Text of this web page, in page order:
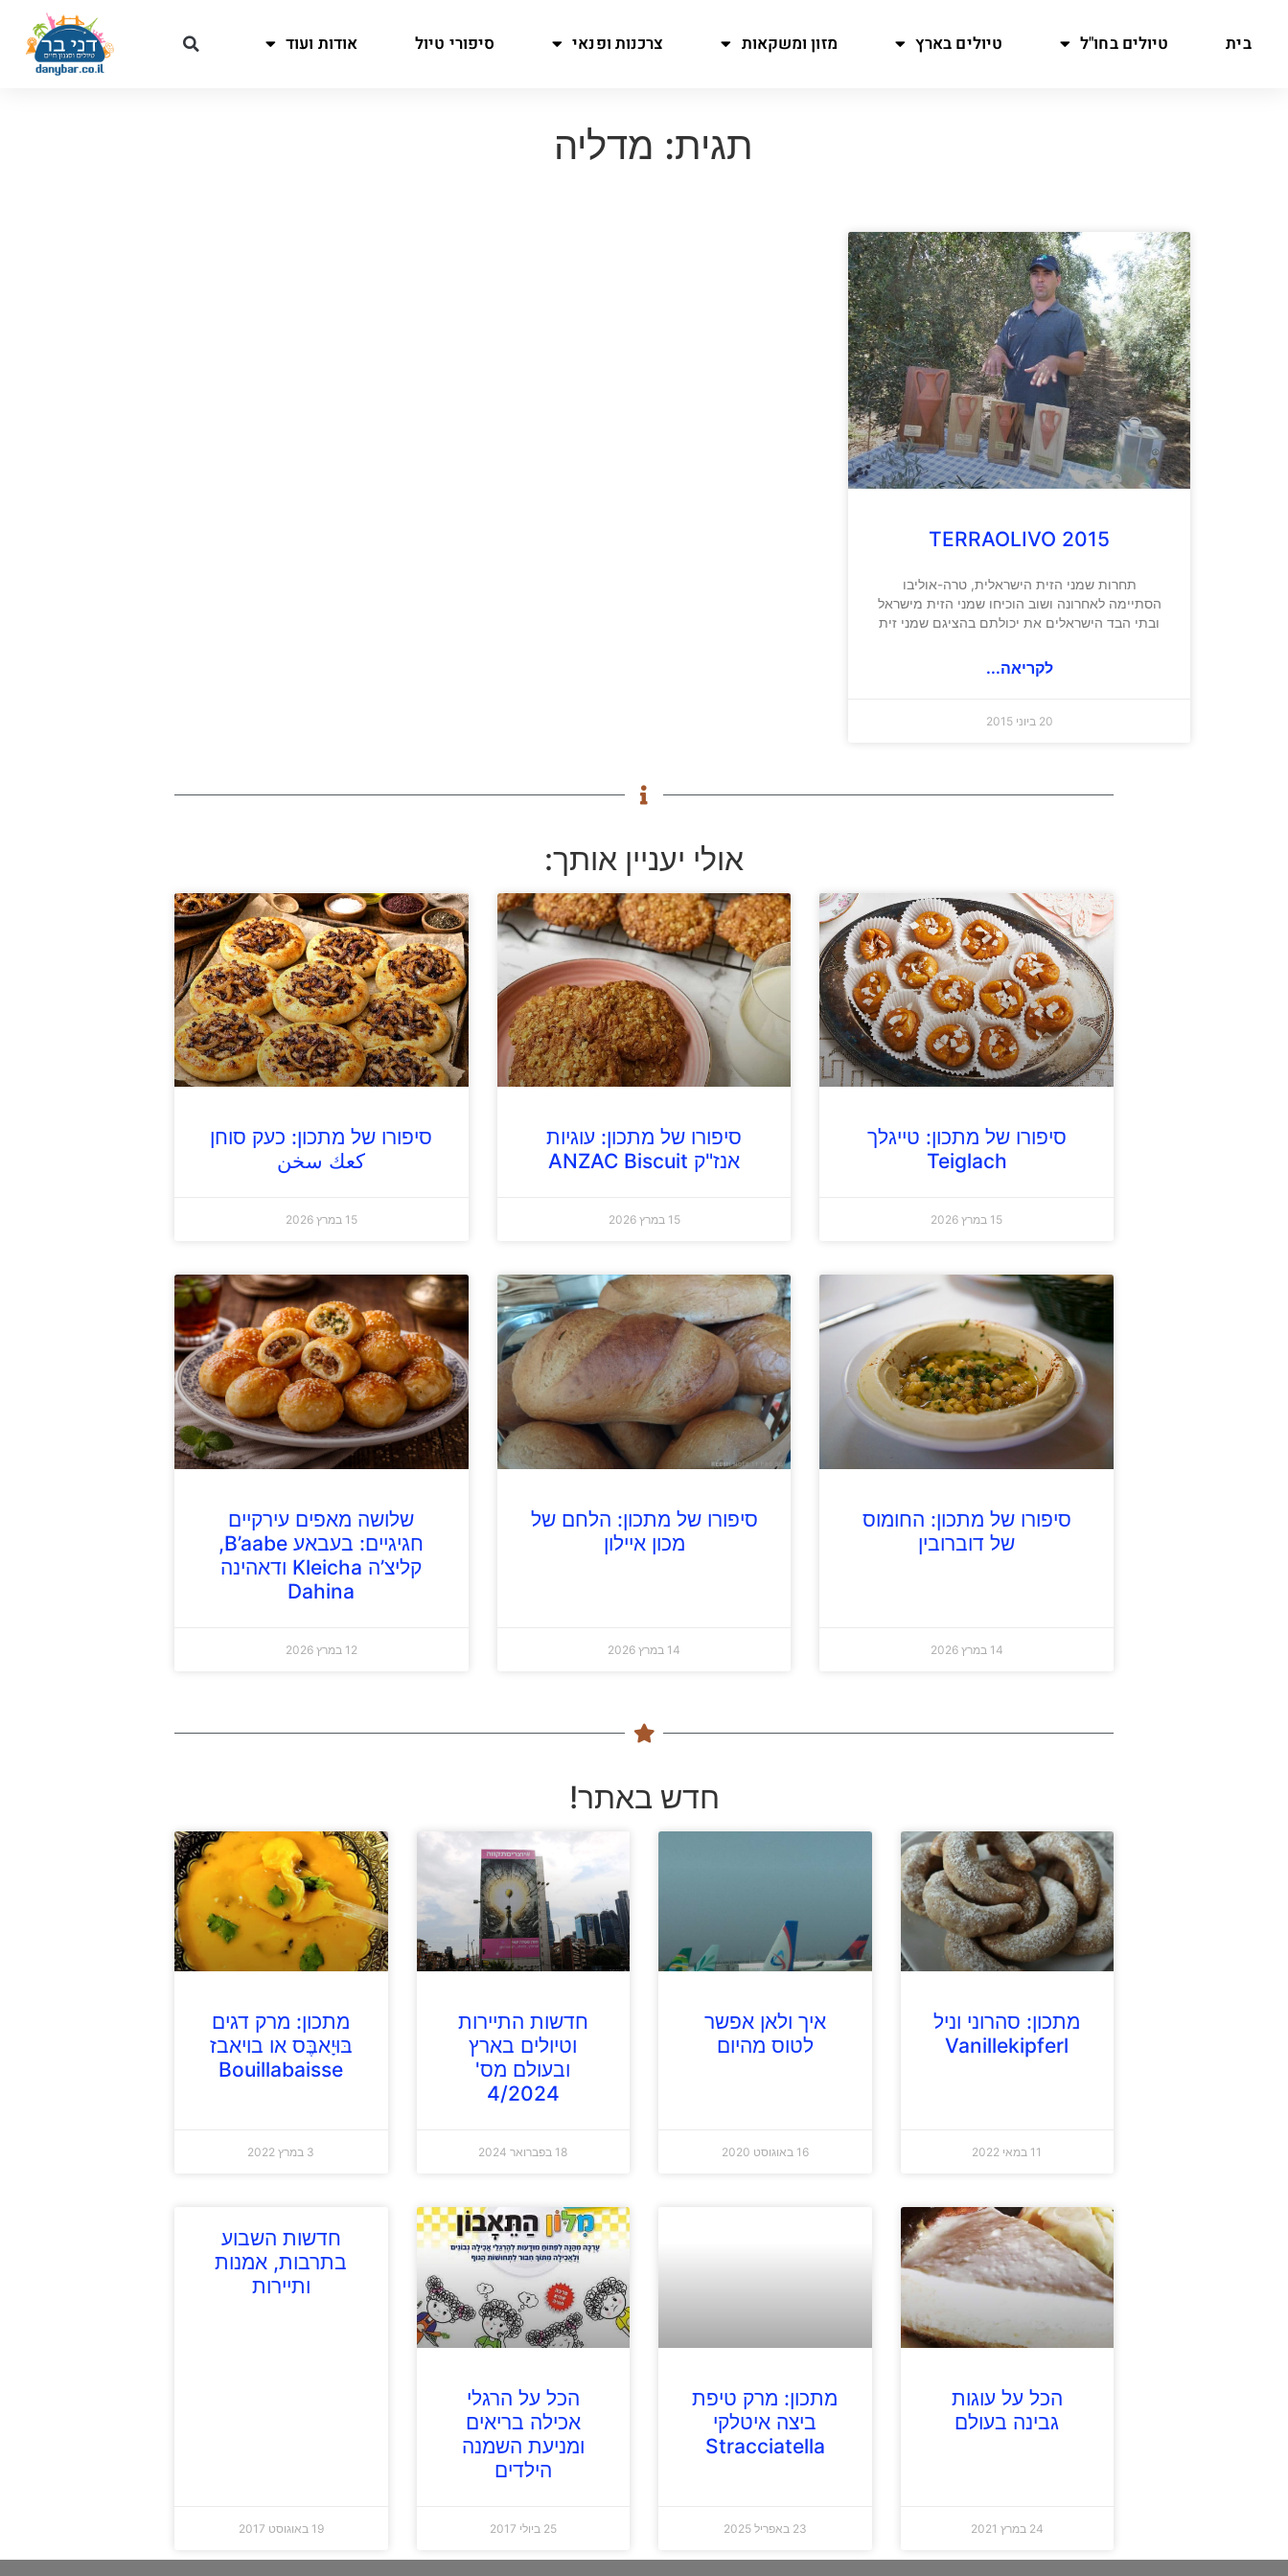
בית טיולים בחו"ל טיולים בארץ מזון ומשקאות צרכנות ופנאי סיפורי טיול אודות ועוד
תגית: מדליה
TERRAOLIVO 2015
תחרות שמני הזית הישראלית, טרה-אוליבו
הסתיימה לאחרונה ושוב הוכיחו שמני הזית מישראל
ובתי הבד הישראלים את יכולתם בהציגם שמני זית
לקריאה...
20 ביוני 2015
אולי יעניין אותך:
סיפורו של מתכון: טייגלך
Teiglach
15 במרץ 2026
סיפורו של מתכון: עוגיות
אנז"ק ANZAC Biscuit
15 במרץ 2026
סיפורו של מתכון: כעק סוחן
كعك سخن
15 במרץ 2026
סיפורו של מתכון: החומוס
של דוברובין
14 במרץ 2026
סיפורו של מתכון: הלחם של
מכון איילון
14 במרץ 2026
שלושה מאפים עירקיים
חגיגיים: בעבאע B’aabe,
קליצ’ה Kleicha ודאהינה
Dahina
12 במרץ 2026
חדש באתר!
מתכון: סהרוני וניל
Vanillekipferl
11 במאי 2022
איך ולאן אפשר
לטוס מהיום
16 באוגוסט 2020
חדשות התיירות
וטיולים בארץ
ובעולם מס'
4/2024
18 בפברואר 2024
מתכון: מרק דגים
בּוּיָאבֶּס או בויאבז
Bouillabaisse
3 במרץ 2022
הכל על עוגות
גבינה בעולם
24 במרץ 2021
מתכון: מרק טיפת
ביצה איטלקי
Stracciatella
23 באפריל 2025
הכל על הרגלי
אכילה בריאים
ומניעת השמנה
הילדים
25 ביולי 2017
חדשות השבוע
בתרבות, אמנות
ותיירות
19 באוגוסט 2017